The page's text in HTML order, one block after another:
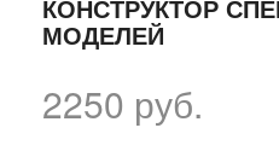
КОНСТРУКТОР
МОДЕЛЕЙ
2250 руб.